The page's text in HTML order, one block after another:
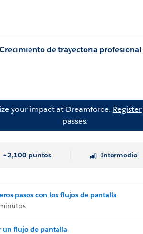
Crecimiento de trayectoria profesional
your impact at Dreamforce. Register
passes.
+2,100 puntos Intermedio
pasos con los flujos de pantalla
un flujo de pantalla